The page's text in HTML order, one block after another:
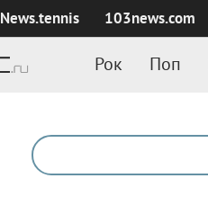
News.tennis 103news.com
Рок Поп